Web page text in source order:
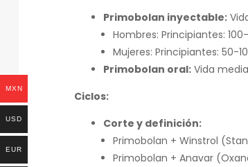
Primobolan inyectable:
Hombres: Principiantes:
Mujeres: Principiantes:
Primobolan oral: Vida
Ciclos:
Corte y definición:
Primobolan + Winstrol
Primobolan + Anavar
MXN
USD
EUR